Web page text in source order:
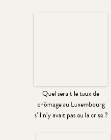
Quel serait le taux de
chômage au Luxembourg
s’il n’y avait pas eu la crise ?